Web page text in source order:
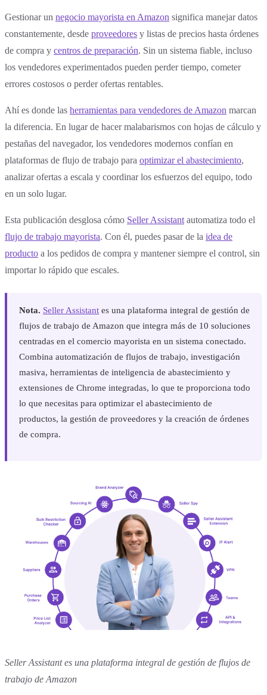
Gestionar un negocio mayorista en Amazon significa manejar datos
constantemente, desde proveedores y listas de precios hasta órdenes
de compra y centros de preparación. Sin un sistema fiable, incluso
los vendedores experimentados pueden perder tiempo, cometer
errores costosos o perder ofertas rentables.
Ahí es donde las herramientas para vendedores de Amazon marcan
la diferencia. En lugar de hacer malabarismos con hojas de cálculo y
pestañas del navegador, los vendedores modernos confían en
plataformas de flujo de trabajo para optimizar el abastecimiento,
analizar ofertas a escala y coordinar los esfuerzos del equipo, todo
en un solo lugar.
Esta publicación desglosa cómo Seller Assistant automatiza todo el
flujo de trabajo mayorista. Con él, puedes pasar de la idea de
producto a los pedidos de compra y mantener siempre el control, sin
importar lo rápido que escales.
Nota. Seller Assistant es una plataforma integral de gestión de
flujos de trabajo de Amazon que integra más de 10 soluciones
centradas en el comercio mayorista en un sistema conectado.
Combina automatización de flujos de trabajo, investigación
masiva, herramientas de inteligencia de abastecimiento y
extensiones de Chrome integradas, lo que te proporciona todo
lo que necesitas para optimizar el abastecimiento de
productos, la gestión de proveedores y la creación de órdenes
de compra.
Seller Assistant es una plataforma integral de gestión de flujos de
trabajo de Amazon